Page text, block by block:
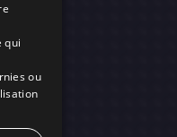
qui
ou